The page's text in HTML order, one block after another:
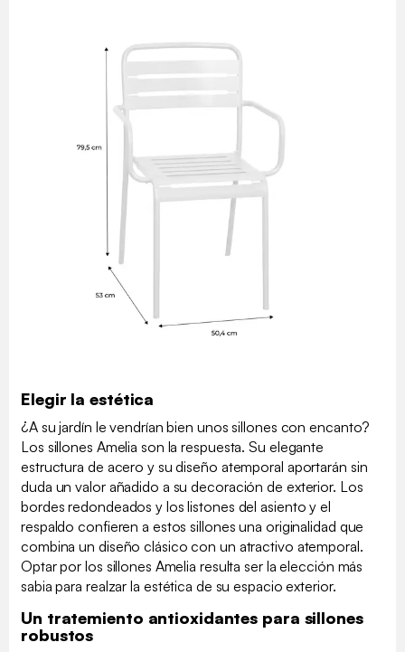
Elegir la estética
¿A su jardín le vendrían bien unos sillones con encanto?
Los sillones Amelia son la respuesta. Su elegante
estructura de acero y su diseño atemporal aportarán sin
duda un valor añadido a su decoración de exterior. Los
bordes redondeados y los listones del asiento y el
respaldo confieren a estos sillones una originalidad que
combina un diseño clásico con un atractivo atemporal.
Optar por los sillones Amelia resulta ser la elección más
sabia para realzar la estética de su espacio exterior.
Un tratemiento antioxidantes para sillones
robustos